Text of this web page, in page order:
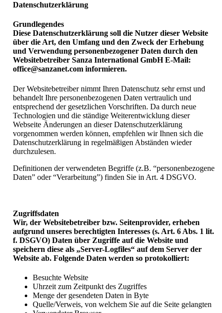
Datenschutzerklärung
Grundlegendes
Diese Datenschutzerklärung soll die Nutzer dieser Website
über die Art, den Umfang und den Zweck der Erhebung
und Verwendung personenbezogener Daten durch den
Websitebetreiber Sanza International GmbH E-Mail:
office@sanzanet.com informieren.
Der Websitebetreiber nimmt Ihren Datenschutz sehr ernst und
behandelt Ihre personenbezogenen Daten vertraulich und
entsprechend der gesetzlichen Vorschriften. Da durch neue
Technologien und die ständige Weiterentwicklung dieser
Webseite Änderungen an dieser Datenschutzerklärung
vorgenommen werden können, empfehlen wir Ihnen sich die
Datenschutzerklärung in regelmäßigen Abständen wieder
durchzulesen.
Definitionen der verwendeten Begriffe (z.B. “personenbezogene
Daten” oder “Verarbeitung”) finden Sie in Art. 4 DSGVO.
Zugriffsdaten
Wir, der Websitebetreiber bzw. Seitenprovider, erheben
aufgrund unseres berechtigten Interesses (s. Art. 6 Abs. 1 lit.
f. DSGVO) Daten über Zugriffe auf die Website und
speichern diese als „Server-Logfiles“ auf dem Server der
Website ab. Folgende Daten werden so protokolliert:
Besuchte Website
Uhrzeit zum Zeitpunkt des Zugriffes
Menge der gesendeten Daten in Byte
Quelle/Verweis, von welchem Sie auf die Seite gelangten